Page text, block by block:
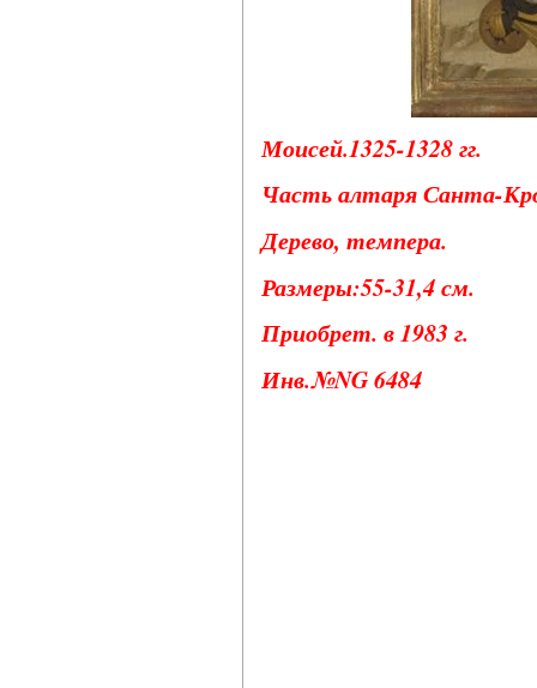
Моисей.1325-1328 гг.
Часть алтаря Санта-
Дерево, темпера.
Размеры:55-31,4 см.
Приобрет. в 1983 г.
Инв.№NG 6484